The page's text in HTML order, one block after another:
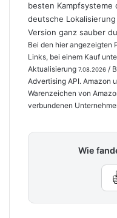
besten Kampfsysteme
deutsche
Version ganz sauber
Bei den hier angezeigten
Links, bei einem Kauf
Aktualisierung 7.08.2026 /
Advertising API. Amazon
Warenzeichen von
verbundenen
Wie